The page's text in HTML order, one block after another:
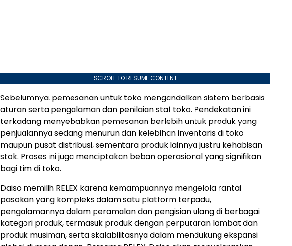
SCROLL TO RESUME CONTENT
Sebelumnya, pemesanan untuk toko mengandalkan sistem berbasis
aturan serta pengalaman dan penilaian staf toko. Pendekatan ini
terkadang menyebabkan pemesanan berlebih untuk produk yang
penjualannya sedang menurun dan kelebihan inventaris di toko
maupun pusat distribusi, sementara produk lainnya justru kehabisan
stok. Proses ini juga menciptakan beban operasional yang signifikan
bagi tim di toko.
Daiso memilih RELEX karena kemampuannya mengelola rantai
pasokan yang kompleks dalam satu platform terpadu,
pengalamannya dalam peramalan dan pengisian ulang di berbagai
kategori produk, termasuk produk dengan perputaran lambat dan
produk musiman, serta skalabilitasnya dalam mendukung ekspansi